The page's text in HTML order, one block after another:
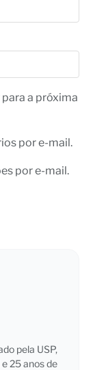
a próxima
por e-mail.
por e-mail.
pela USP,
25 anos de